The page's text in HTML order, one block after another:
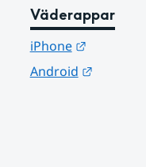
Väderappar
iPhone
Länk till
Android
Länk till